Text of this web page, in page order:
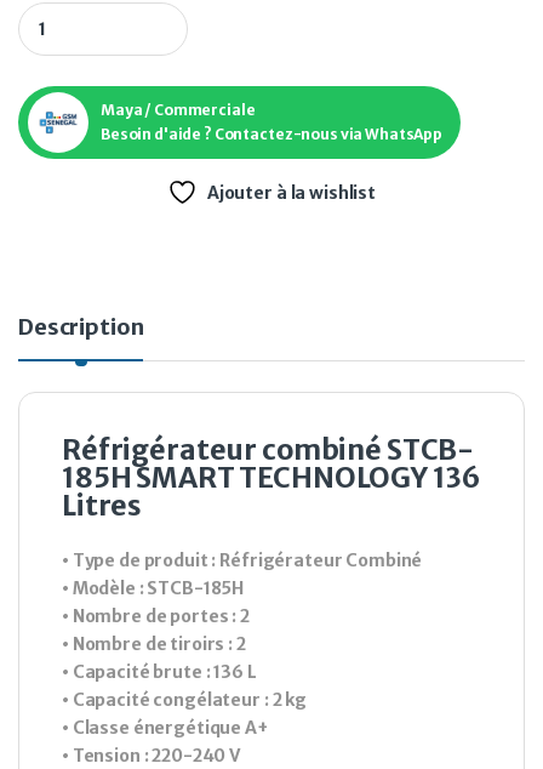
Réfrigérateur combiné STCB-185H SMART TECHNOLOGY
Maya / Commerciale
Besoin d'aide ? Contactez-nous via WhatsApp
Ajouter à la wishlist
Description
Réfrigérateur combiné STCB-
185H SMART TECHNOLOGY 136
Litres
• Type de produit : Réfrigérateur Combiné
• Modèle : STCB-185H
• Nombre de portes : 2
• Nombre de tiroirs : 2
• Capacité brute : 136 L
• Capacité congélateur : 2 kg
• Classe énergétique A+
• Tension : 220-240 V